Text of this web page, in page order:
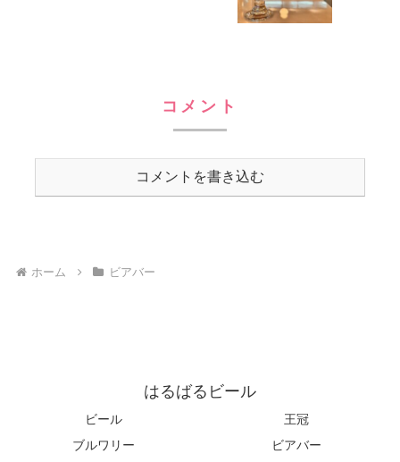
コメント
コメントを書き込む
ホーム ビアバー
はるばるビール
ビール
王冠
ブルワリー
ビアバー